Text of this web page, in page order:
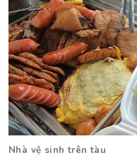
Nhà vệ sinh trên tàu